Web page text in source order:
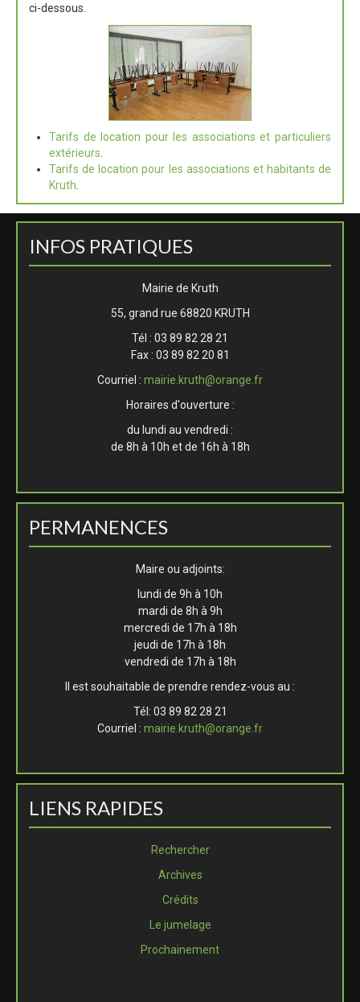
ci-dessous.
Tarifs de location pour les associations et particuliers
extérieurs
Tarifs de location pour les associations et habitants de
Kruth
INFOS PRATIQUES
Mairie de Kruth
55, grand rue 68820 KRUTH
Tél : 03 89 82 28 21
Fax : 03 89 82 20 81
Courriel : mairie.kruth@orange.fr
Horaires d'ouverture :
du lundi au vendredi :
de 8h à 10h et de 16h à 18h
PERMANENCES
Maire ou adjoints:
lundi de 9h à 10h
mardi de 8h à 9h
mercredi de 17h à 18h
jeudi de 17h à 18h
vendredi de 17h à 18h
Il est souhaitable de prendre rendez-vous au :
Tél: 03 89 82 28 21
Courriel : mairie.kruth@orange.fr
LIENS RAPIDES
Rechercher
Archives
Crédits
Le jumelage
Prochainement